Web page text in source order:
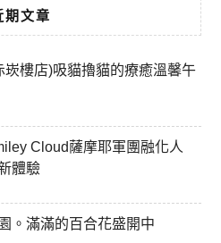
期文章
樓店)吸貓擼貓的療癒溫馨午
Cloud薩摩耶軍團融化人
體驗
。滿滿的百合花盛開中